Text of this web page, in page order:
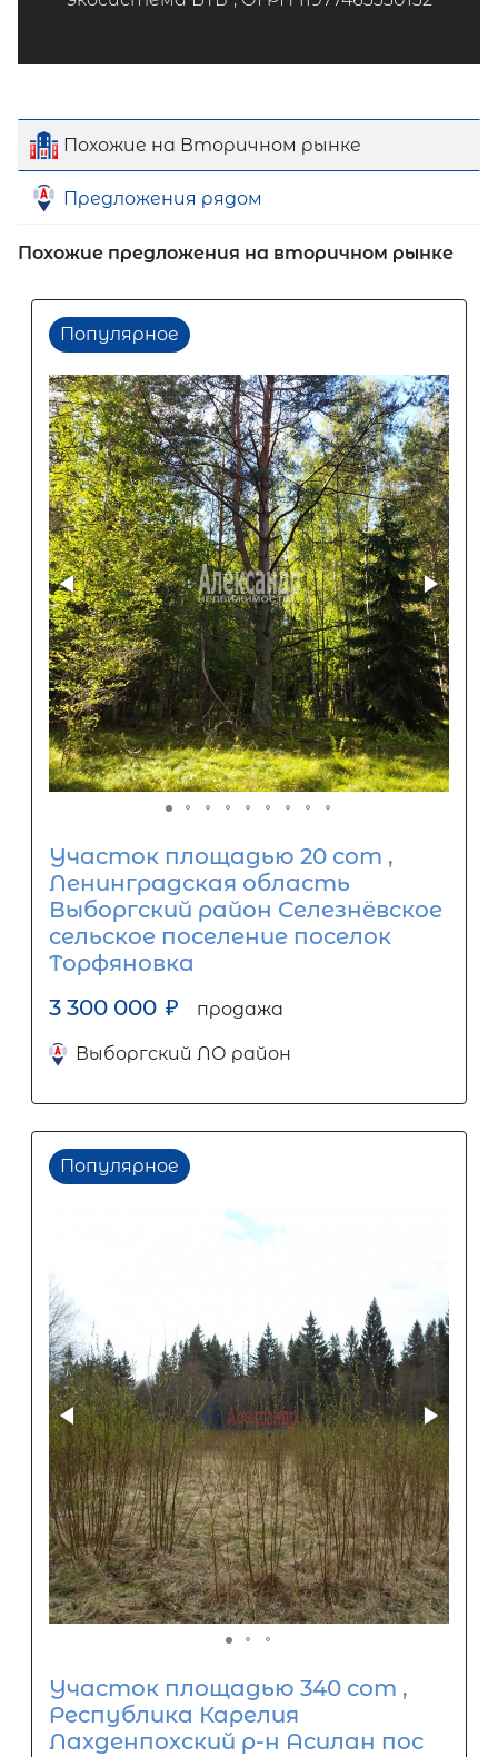
Похожие на Вторичном рынке
Предложения рядом
Похожие предложения на вторичном рынке
Популярное
Участок площадью 20 сот ,
Ленинградская область
Выборгский район Селезнёвское
сельское поселение поселок
Торфяновка
3 300 000 ₽ продажа
Выборгский ЛО район
Популярное
Участок площадью 340 сот ,
Республика Карелия
Лахденпохский р-н Асилан пос